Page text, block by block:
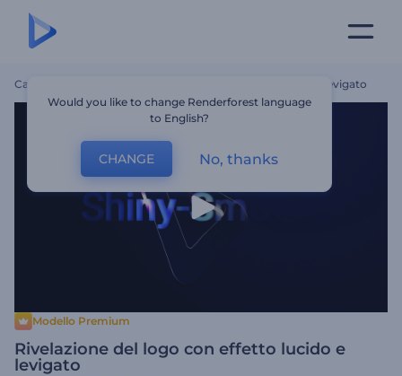
Casa Rivelazione Del Logo Con Effetto Lucido E Levigato
Modello Premium
Rivelazione del logo con effetto lucido e
levigato
Would you like to change Renderforest language
to English?
CHANGE No, thanks